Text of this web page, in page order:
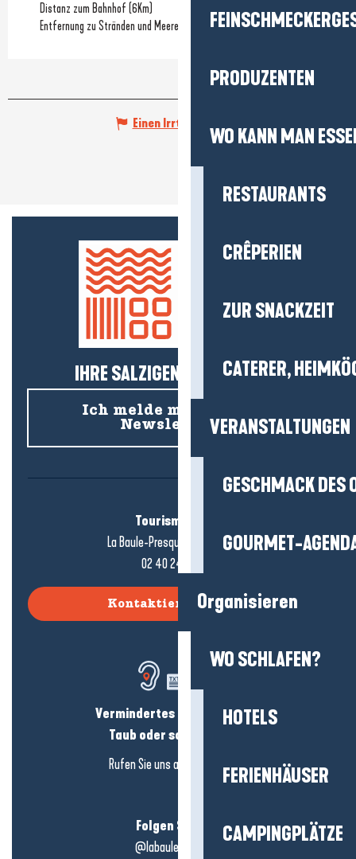
PRODUZENTEN
WO KANN MAN
RESTAURANTS
CRÊPERIEN
ZUR SNACKZEIT
CATERER,
VERANSTALTUNGEN
GESCHMACK DES
GOURMET-
Organisieren
WO SCHLAFEN?
HOTELS
FERIENHÄUSER
CAMPINGPLÄTZE
Distanz zum Bahnhof (6Km)
Entfernung zu Stränden und Meeresküste
(6Km)
Einen Irrtum angeben
IHRE SALZIGEN NEUIGKEITEN!
Ich melde mich für den
Newsletter an
Tourismusbüro
La Baule-Presqu'île de Guérande
02 40 24 34 44
Kontaktieren Sie uns
Vermindertes Hörvermögen?
Taub oder schwerhörig?
Rufen Sie uns an in
hier klicken
Folgen Sie uns!
@labauleguérande